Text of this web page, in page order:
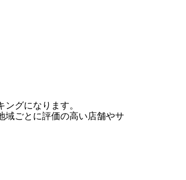
グになります。
ごとに評価の高い店舗やサ